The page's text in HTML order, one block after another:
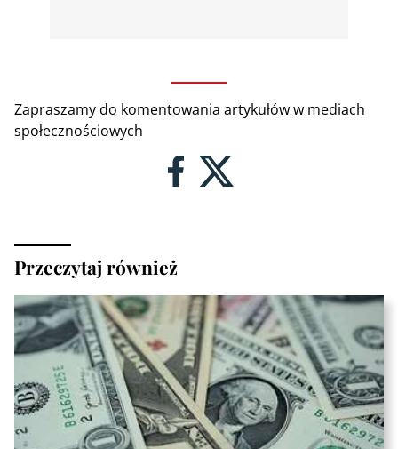
Zapraszamy do komentowania artykułów w mediach
społecznościowych
Przeczytaj również